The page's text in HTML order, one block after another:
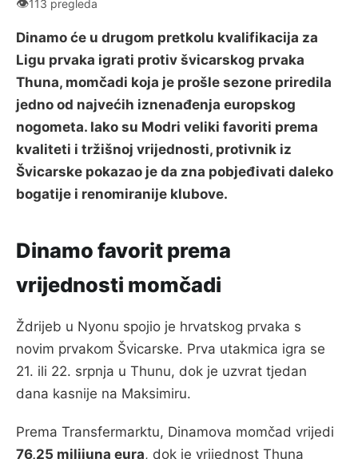
👁113 pregleda
Dinamo će u drugom pretkolu kvalifikacija za
Ligu prvaka igrati protiv švicarskog prvaka
Thuna, momčadi koja je prošle sezone priredila
jedno od najvećih iznenađenja europskog
nogometa. Iako su Modri veliki favoriti prema
kvaliteti i tržišnoj vrijednosti, protivnik iz
Švicarske pokazao je da zna pobjeđivati daleko
bogatije i renomiranije klubove.
Dinamo favorit prema
vrijednosti momčadi
Ždrijeb u Nyonu spojio je hrvatskog prvaka s
novim prvakom Švicarske. Prva utakmica igra se
21. ili 22. srpnja u Thunu, dok je uzvrat tjedan
dana kasnije na Maksimiru.
Prema Transfermarktu, Dinamova momčad vrijedi
76,25 milijuna eura, dok je vrijednost Thuna